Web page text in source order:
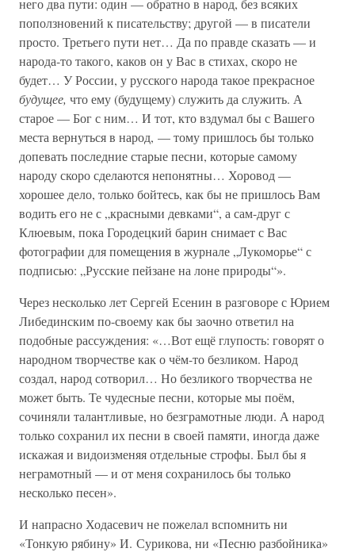
него два пути: один — обратно в народ, без всяких
поползновений к писательству; другой — в писатели
просто. Третьего пути нет… Да по правде сказать — и
народа-то такого, каков он у Вас в стихах, скоро не
будет… У России, у русского народа такое прекрасное
будущее, что ему (будущему) служить да служить. А
старое — Бог с ним… И тот, кто вздумал бы с Вашего
места вернуться в народ, — тому пришлось бы только
допевать последние старые песни, которые самому
народу скоро сделаются непонятны… Хоровод —
хорошее дело, только бойтесь, как бы не пришлось Вам
водить его не с „красными девками“, а сам-друг с
Клюевым, пока Городецкий барин снимает с Вас
фотографии для помещения в журнале „Лукоморье“ с
подписью: „Русские пейзане на лоне природы“».
Через несколько лет Сергей Есенин в разговоре с Юрием
Либединским по-своему как бы заочно ответил на
подобные рассуждения: «…Вот ещё глупость: говорят о
народном творчестве как о чём-то безликом. Народ
создал, народ сотворил… Но безликого творчества не
может быть. Те чудесные песни, которые мы поём,
сочиняли талантливые, но безграмотные люди. А народ
только сохранил их песни в своей памяти, иногда даже
искажая и видоизменяя отдельные строфы. Был бы я
неграмотный — и от меня сохранилось бы только
несколько песен».
И напрасно Ходасевич не пожелал вспомнить ни
«Тонкую рябину» И. Сурикова, ни «Песню разбойника»